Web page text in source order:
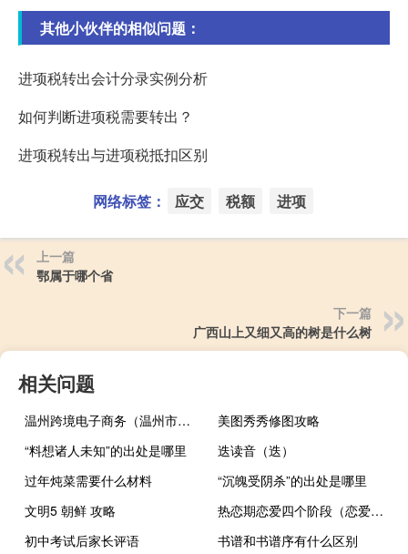
其他小伙伴的相似问题：
进项税转出会计分录实例分析
如何判断进项税需要转出？
进项税转出与进项税抵扣区别
网络标签： 应交 税额 进项
上一篇
鄂属于哪个省
下一篇
广西山上又细又高的树是什么树
相关问题
温州跨境电子商务（温州市捷点跨境电商服务有限公司）
美图秀秀修图攻略
“料想诸人未知”的出处是哪里
迭读音（迭）
过年炖菜需要什么材料
“沉魄受阴杀”的出处是哪里
文明5 朝鲜 攻略
热恋期恋爱四个阶段（恋爱的阶段）
初中考试后家长评语
书谱和书谱序有什么区别